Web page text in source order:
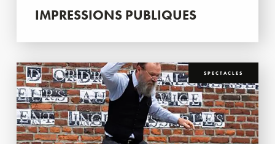
IMPRESSIONS PUBLIQUES
SPECTACLES